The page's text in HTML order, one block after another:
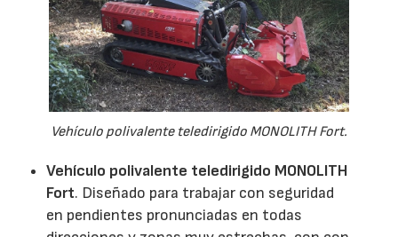
Vehículo polivalente teledirigido MONOLITH Fort.
Vehículo polivalente teledirigido MONOLITH
Fort. Diseñado para trabajar con seguridad
en pendientes pronunciadas en todas